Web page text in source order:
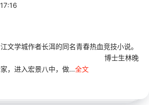
文学城作者长洱的同名青春热血竞技小说。
生林晚
，进入宏景八中，做...全文